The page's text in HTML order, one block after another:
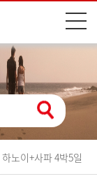
하노이+사파 4박5일